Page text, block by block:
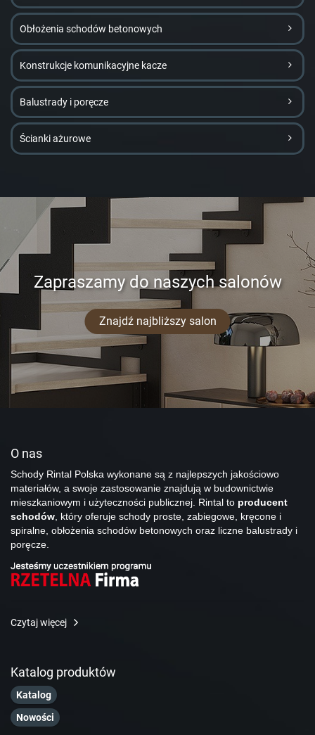
Obłożenia schodów betonowych
Konstrukcje komunikacyjne kacze
Balustrady i poręcze
Ścianki ażurowe
Zapraszamy do naszych salonów
Znajdź najbliższy salon
O nas
Schody Rintal Polska wykonane są z najlepszych jakościowo
materiałów, a swoje zastosowanie znajdują w budownictwie
mieszkaniowym i użyteczności publicznej. Rintal to producent
schodów , który oferuje schody proste, zabiegowe, kręcone i
spiralne, obłożenia schodów betonowych oraz liczne balustrady i
poręcze.
Czytaj więcej
Katalog produktów
Katalog
Nowości